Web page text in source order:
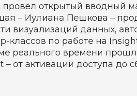
провёл открытый вводный
– Иулиана Пешкова –
визуализаций данных,
классов по работе на
реального времени
– от активации доступа до